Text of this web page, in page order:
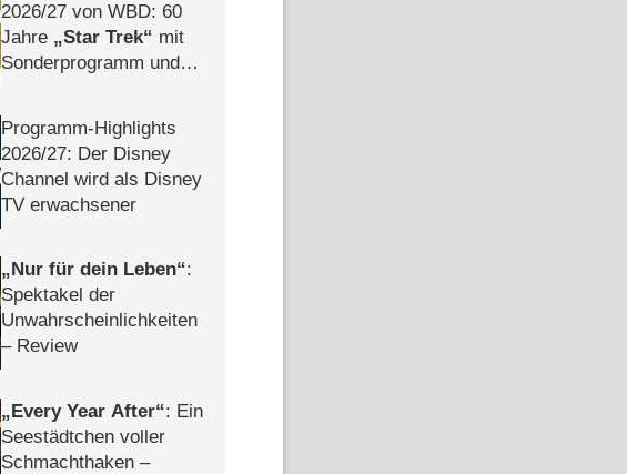
2026/​27 von WBD: 60
Jahre
Star Trek
mit
Sonderprogramm und
Programm-Highlights
2026/​27: Der Disney
Channel wird als Disney
TV erwachsener
Nur für dein Leben :
Spektakel der
Unwahrscheinlichkeiten
– Review
Every Year After : Ein
Seestädtchen voller
Schmachthaken –